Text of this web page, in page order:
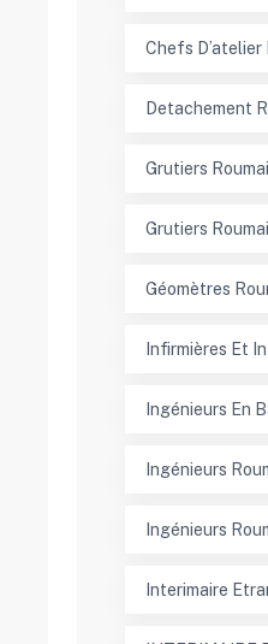
Chefs D’atelier
Detachement
Grutiers
Grutiers
Géomètres
Infirmières Et
Ingénieurs En
Ingénieurs
Ingénieurs
Interimaire